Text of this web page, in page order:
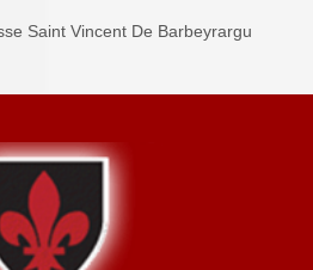
Saint Vincent De Barbeyrargu